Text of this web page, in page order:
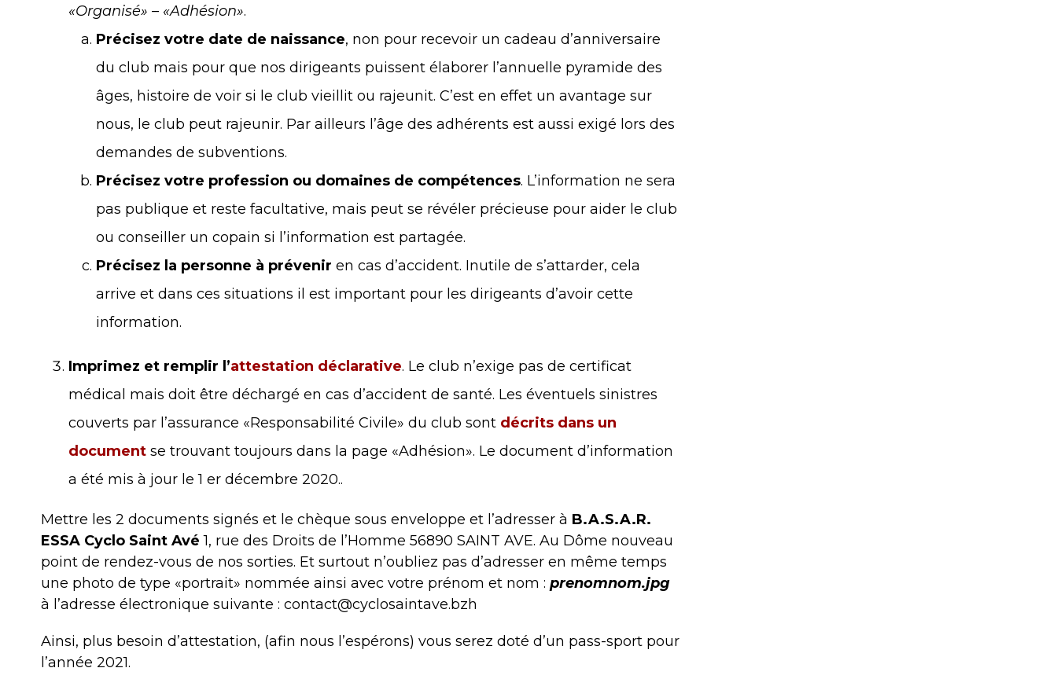
«Organisé» – «Adhésion».
Précisez votre date de naissance, non pour recevoir un cadeau d’anniversaire
du club mais pour que nos dirigeants puissent élaborer l’annuelle pyramide des
âges, histoire de voir si le club vieillit ou rajeunit. C’est en effet un avantage sur
nous, le club peut rajeunir. Par ailleurs l’âge des adhérents est aussi exigé lors des
demandes de subventions.
Précisez votre profession ou domaines de compétences. L’information ne sera
pas publique et reste facultative, mais peut se révéler précieuse pour aider le club
ou conseiller un copain si l’information est partagée.
Précisez la personne à prévenir en cas d’accident. Inutile de s’attarder, cela
arrive et dans ces situations il est important pour les dirigeants d’avoir cette
information.
Imprimez et remplir l’attestation déclarative. Le club n’exige pas de certificat
médical mais doit être déchargé en cas d’accident de santé. Les éventuels sinistres
couverts par l’assurance «Responsabilité Civile» du club sont décrits dans un
document se trouvant toujours dans la page «Adhésion». Le document d’information
a été mis à jour le 1 er décembre 2020..
Mettre les 2 documents signés et le chèque sous enveloppe et l’adresser à B.A.S.A.R.
ESSA Cyclo Saint Avé 1, rue des Droits de l’Homme 56890 SAINT AVE. Au Dôme nouveau
point de rendez-vous de nos sorties. Et surtout n’oubliez pas d’adresser en même temps
une photo de type «portrait» nommée ainsi avec votre prénom et nom : prenomnom.jpg
à l’adresse électronique suivante : contact@cyclosaintave.bzh
Ainsi, plus besoin d’attestation, (afin nous l’espérons) vous serez doté d’un pass-sport pour
l’année 2021.